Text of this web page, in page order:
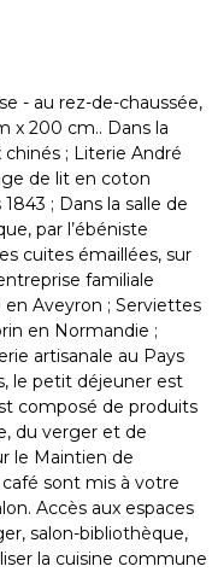
- au rez-de-chaussée,
x 200 cm.. Dans la
; Literie André
de lit en coton
; Dans la salle de
par l’ébéniste
cuites émaillées, sur
familiale
en Aveyron ; Serviettes
en Normandie ;
artisanale au Pays
le petit déjeuner est
composé de produits
du verger et de
le Maintien de
sont mis à votre
Accès aux espaces
salon-bibliothèque,
la cuisine commune